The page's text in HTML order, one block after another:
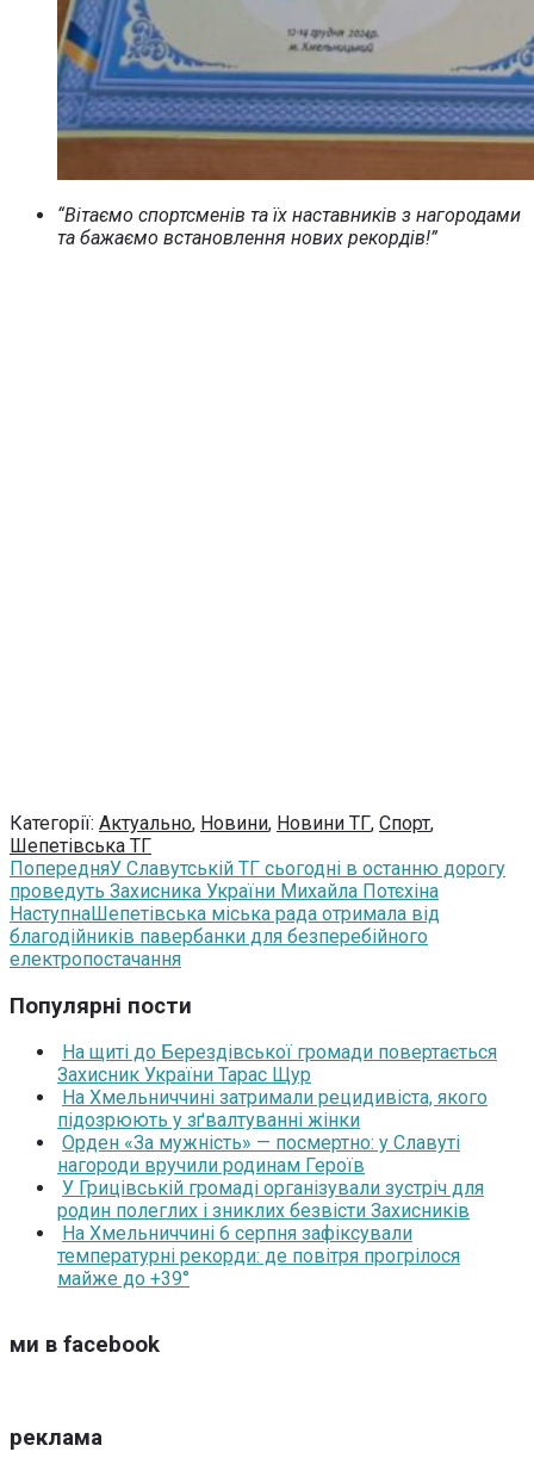
“Вітаємо спортсменів та їх наставників з нагородами
та бажаємо встановлення нових рекордів!”
Категорії: Актуально, Новини, Новини ТГ, Спорт,
Шепетівська ТГ
ПопередняУ Славутській ТГ сьогодні в останню дорогу
проведуть Захисника України Михайла Потєхіна
НаступнаШепетівська міська рада отримала від
благодійників павербанки для безперебійного
електропостачання
Популярні пости
На щиті до Берездівської громади повертається
Захисник України Тарас Щур
На Хмельниччині затримали рецидивіста, якого
підозрюють у зґвалтуванні жінки
Орден «За мужність» — посмертно: у Славуті
нагороди вручили родинам Героїв
У Грицівській громаді організували зустріч для
родин полеглих і зниклих безвісти Захисників
На Хмельниччині 6 серпня зафіксували
температурні рекорди: де повітря прогрілося
майже до +39°
ми в facebook
реклама